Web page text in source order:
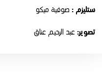
ستليزم : صوفية ميكو
تصوير: عبد الرحيم عناق